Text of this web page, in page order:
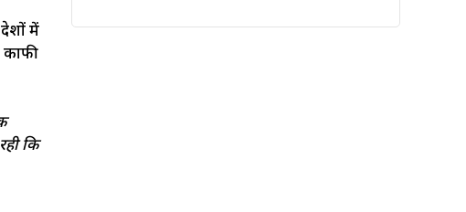
देशों में
काफी
कि